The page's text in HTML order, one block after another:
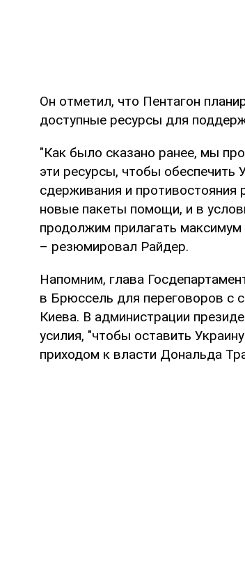
Он отметил, что Пентагон
доступные ресурсы для
"Как было сказано ранее, мы
эти ресурсы, чтобы
сдерживания и
новые пакеты помощи, и в
продолжим прилагать
– резюмировал Райдер.
Напомним, глава
в Брюссель для переговоров с
Киева. В администрации
усилия, "чтобы оставить
приходом к власти Дональда